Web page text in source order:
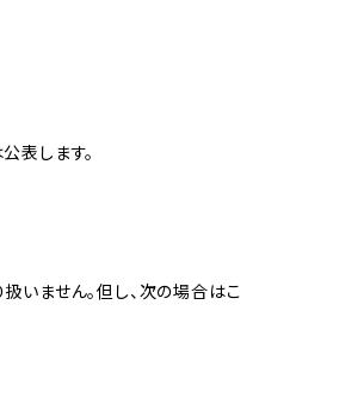
表します。
いません。但し、次の場合はこ